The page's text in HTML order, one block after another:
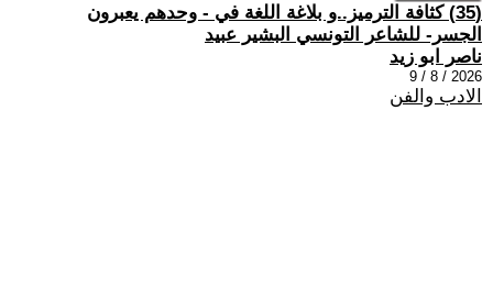
(35) كثافة الترميز..و بلاغة اللغة في - وحدهم يعبرون
الجسر- للشاعر التونسي البشير عبيد
ناصر ابو زيد
2026 / 8 / 9
الادب والفن